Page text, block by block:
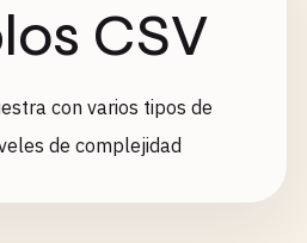
CSV
con varios tipos de
de complejidad